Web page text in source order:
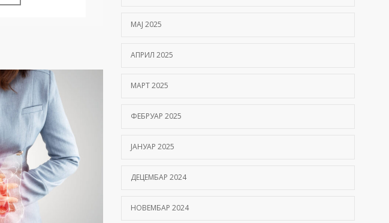
МАЈ 2025
АПРИЛ 2025
МАРТ 2025
ФЕБРУАР 2025
ЈАНУАР 2025
ДЕЦЕМБАР 2024
НОВЕМБАР 2024